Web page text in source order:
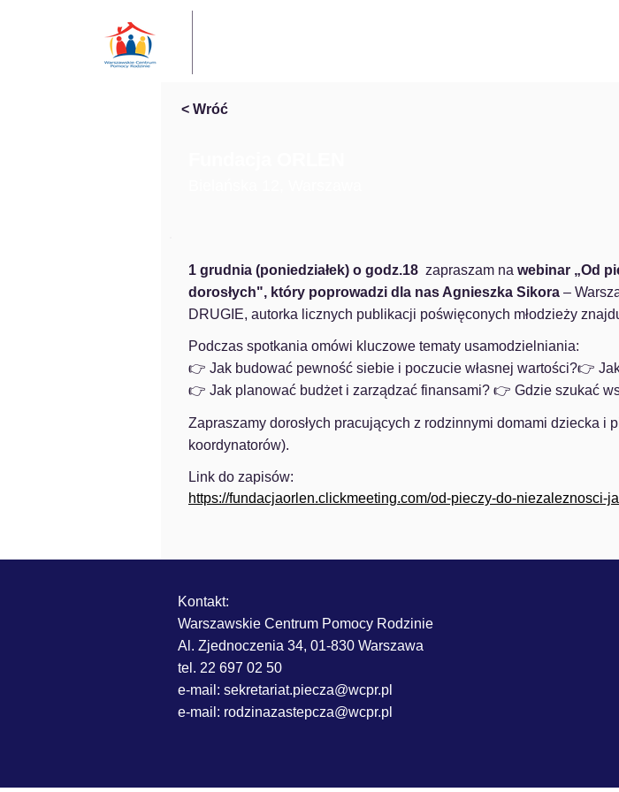
< Wróć
1 grudnia (poniedziałek) o godz.18 zapraszam na webinar „Od
dorosłych", który poprowadzi dla nas Agnieszka Sikora –
DRUGIE, autorka licznych publikacji poświęconych młodzieży
Podczas spotkania omówi kluczowe tematy usamodzielniania:
👉 Jak budować pewność siebie i poczucie własnej wartości?👉
👉 Jak planować budżet i zarządzać finansami? 👉 Gdzie szukać
Zapraszamy dorosłych pracujących z rodzinnymi domami dziecka
koordynatorów).
Link do zapisów:
https://fundacjaorlen.clickmeeting.com/od-pieczy-do-niezaleznosci-
Kontakt:
Warszawskie Centrum Pomocy Rodzinie
Al. Zjednoczenia 34, 01-830 Warszawa
tel. 22 697 02 50
e-mail: sekretariat.piecza@wcpr.pl
e-mail: rodzinazastepcza@wcpr.pl